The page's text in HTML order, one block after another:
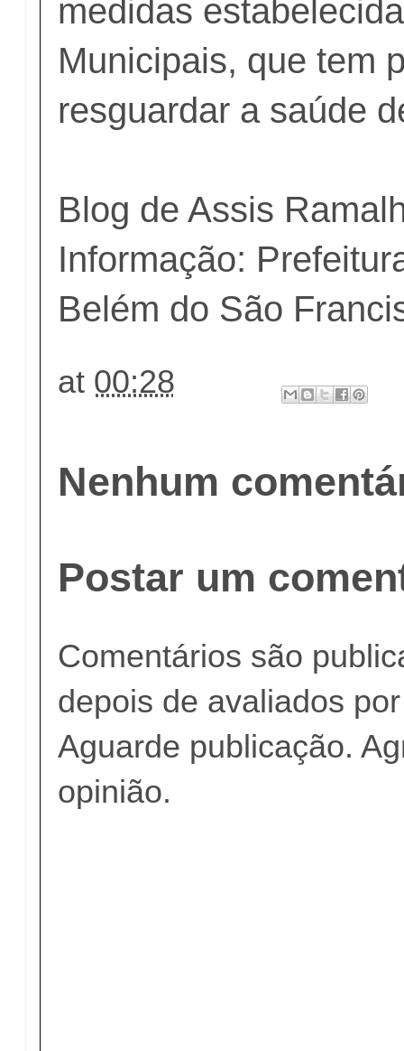
medidas
Municipais, que tem
resguardar a saúde
Blog de Assis
Informação:
Belém do São
at 00:28
Nenhum
Postar um
Comentários são
depois de avaliados
Aguarde publicação.
opinião.